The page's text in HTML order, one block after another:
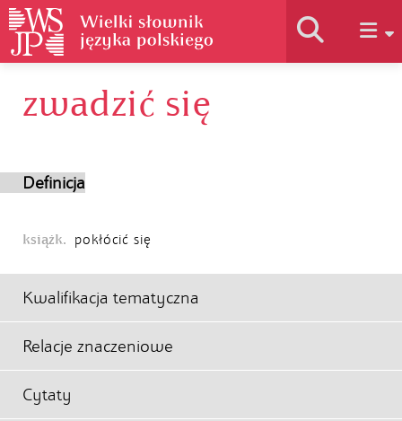
Historia słownika
zwadzić się
Definicja
książk. pokłócić się
Kwalifikacja tematyczna
Relacje znaczeniowe
Cytaty